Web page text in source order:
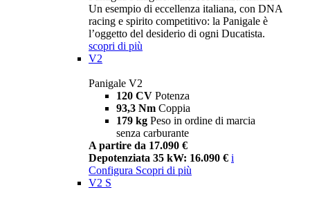
Un esempio di eccellenza italiana, con DNA
racing e spirito competitivo: la Panigale è
l’oggetto del desiderio di ogni Ducatista.
scopri di più
V2
Panigale V2
120 CV Potenza
93,3 Nm Coppia
179 kg Peso in ordine di marcia
senza carburante
A partire da 17.090 €
Depotenziata 35 kW: 16.090 € i
Configura Scopri di più
V2 S